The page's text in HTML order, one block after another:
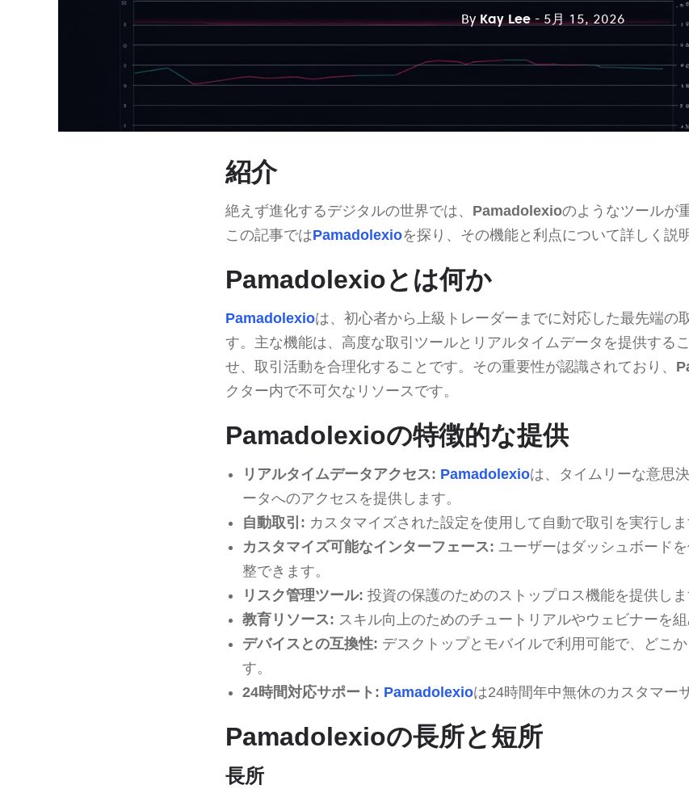
ByKay Lee - 5月 15, 2026
紹介
絶えず進化するデジタルの世界では、 Pamadolexioのようなツールが
この記事ではPamadolexioを探り、その機能と利点について詳しく説
Pamadolexioとは何か
Pamadolexioは、初心者から上級トレーダーまでに対応した最先端の
す。主な機能は、高度な取引ツールとリアルタイムデータを提供する
せ、取引活動を合理化することです。その重要性が認識されており、
クター内で不可欠なリソースです。
Pamadolexioの特徴的な提供
リアルタイムデータアクセス: Pamadolexioは、タイムリーな意思
ータへのアクセスを提供します。
自動取引: カスタマイズされた設定を使用して自動で取引を実行しま
カスタマイズ可能なインターフェース: ユーザーはダッシュボード
整できます。
リスク管理ツール: 投資の保護のためのストップロス機能を提供しま
教育リソース: スキル向上のためのチュートリアルやウェビナーを組
デバイスとの互換性: デスクトップとモバイルで利用可能で、どこ
す。
24時間対応サポート: Pamadolexioは24時間年中無休のカスタマー
Pamadolexioの長所と短所
長所